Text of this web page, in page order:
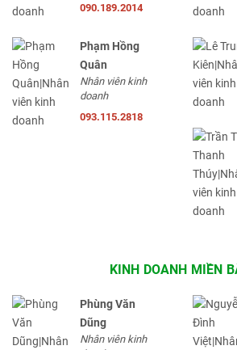
090.189.2014
Phạm Hồng
Quân
Nhân viên kinh
doanh
093.115.2818
KINH DOANH MIỀN
Phùng Văn
Dũng
Nhân viên kinh